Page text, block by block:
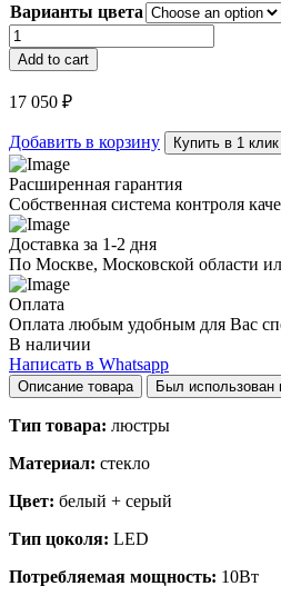
Варианты цвета
Люстра
Pebble
A
+
C
quantity
Add to cart
17 050 ₽
Добавить в корзину Купить в 1 клик
Расширенная гарантия
Собственная система контроля
Доставка за 1-2 дня
По Москве, Московской области
Оплата
Оплата любым удобным для Вас
В наличии
Написать в Whatsapp
Описание товара Был
Тип товара: люстры
Материал: стекло
Цвет: белый + серый
Тип цоколя: LED
Потребляемая мощность: 10Вт